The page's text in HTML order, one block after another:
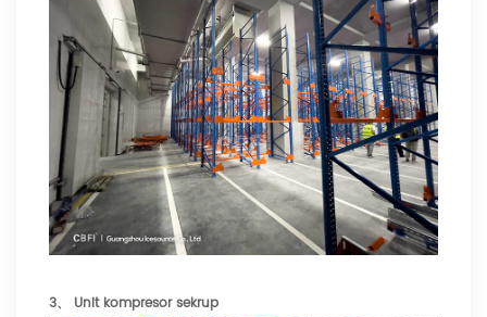
3、 Unit kompresor sekrup